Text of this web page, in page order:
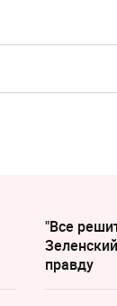
"Все
правду